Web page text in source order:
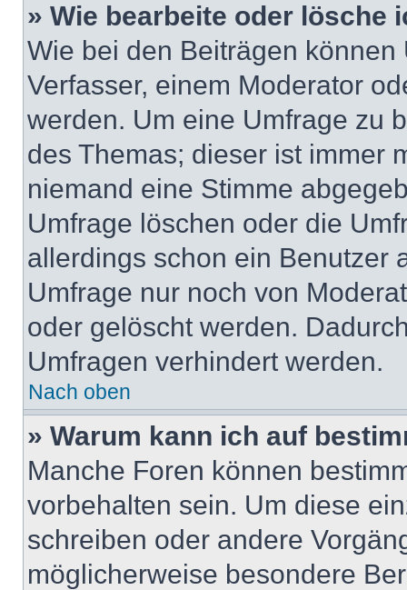
» Wie bearbeite oder lösche
Wie bei den Beiträgen
Verfasser, einem Moderator
werden. Um eine Umfrage zu
des Themas; dieser ist immer
niemand eine Stimme
Umfrage löschen oder die
allerdings schon ein Benutzer
Umfrage nur noch von
oder gelöscht werden.
Umfragen verhindert werden.
Nach oben
» Warum kann ich auf
Manche Foren können
vorbehalten sein. Um diese
schreiben oder andere
möglicherweise besondere